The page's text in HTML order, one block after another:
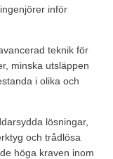
inför
teknik för
minska utsläppen
i olika och
lösningar,
och trådlösa
höga kraven inom